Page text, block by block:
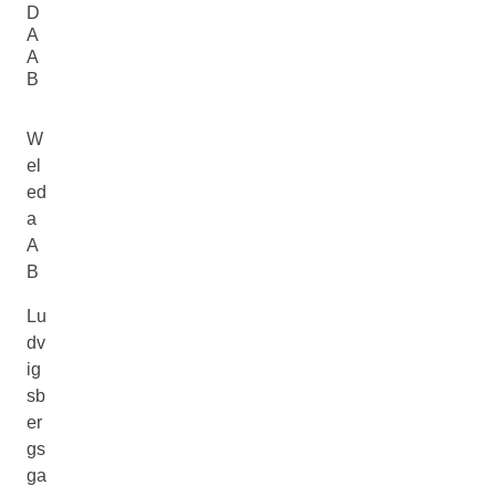
D
A
A
B
W
el
ed
a
A
B
Lu
dv
ig
sb
er
gs
ga